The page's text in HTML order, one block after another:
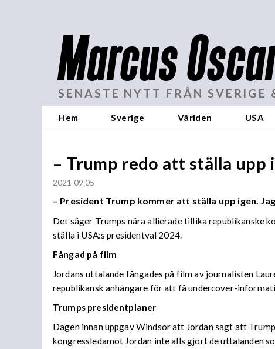
Marcus
SENASTE NYTT FRÅN SVERIGE
Hem Sverige Världen USA
– Trump redo att ställa
2021 09 05
– President Trump kommer att ställa upp igen.
Det säger Trumps nära allierade tillika republikanske
ställa i USA:s presidentval 2024.
Fångad på film
Jordans uttalande fångades på film av journalisten
republikansk anhängare för att få undercover-
Trumps presidentplaner
Dagen innan uppgav Windsor att Jordan sagt att
kongressledamot Jordan inte alls gjort de uttalanden